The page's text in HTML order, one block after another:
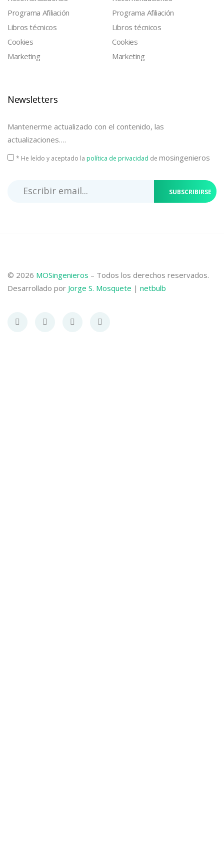
Programa Afiliación
Programa Afiliación
Libros técnicos
Libros técnicos
Cookies
Cookies
Marketing
Marketing
Newsletters
Mantenerme actualizado con el contenido, las
actualizaciones….
* He leído y aceptado la política de privacidad de mosingenieros
SUBSCRIBIRSE
© 2026 MOSingenieros – Todos los derechos reservados.
Desarrollado por Jorge S. Mosquete | netbulb